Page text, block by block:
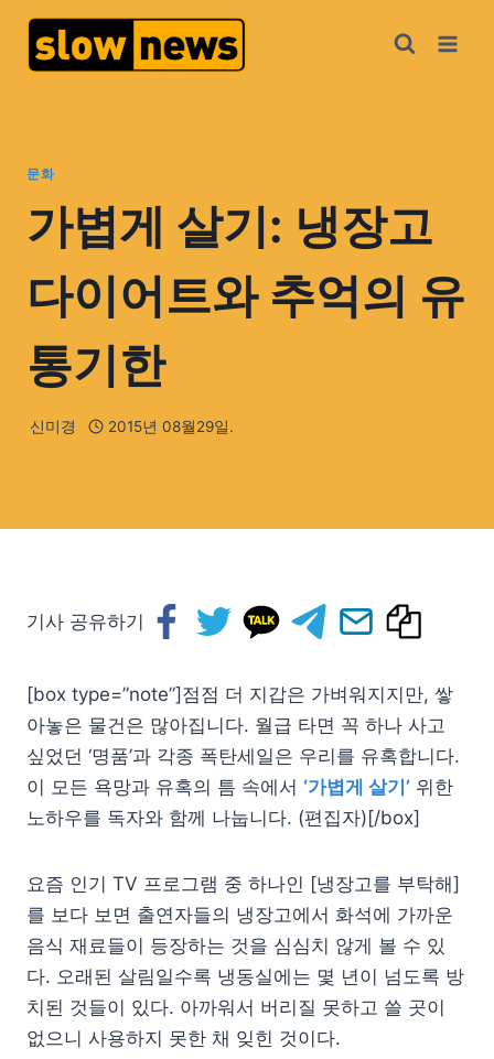
문화
가볍게 살기: 냉장고
다이어트와 추억의 유
통기한
신미경 2015년 08월29일.
기사 공유하기
[box type=”note”]점점 더 지갑은 가벼워지지만, 쌓
아놓은 물건은 많아집니다. 월급 타면 꼭 하나 사고
싶었던 ‘명품’과 각종 폭탄세일은 우리를 유혹합니다.
이 모든 욕망과 유혹의 틈 속에서 ‘가볍게 살기’ 위한
노하우를 독자와 함께 나눕니다. (편집자)[/box]
요즘 인기 TV 프로그램 중 하나인 [냉장고를 부탁해]
를 보다 보면 출연자들의 냉장고에서 화석에 가까운
음식 재료들이 등장하는 것을 심심치 않게 볼 수 있
다. 오래된 살림일수록 냉동실에는 몇 년이 넘도록 방
치된 것들이 있다. 아까워서 버리질 못하고 쓸 곳이
없으니 사용하지 못한 채 잊힌 것이다.